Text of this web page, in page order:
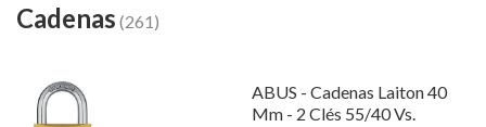
Cadenas (261)
ABUS - Cadenas Laiton 40
Mm - 2 Clés 55/40 Vs.